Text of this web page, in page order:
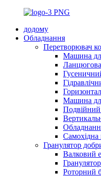
додому
Обладнання
Перетворювач
Машина
Машина
Гранулятор
Валковий
Роторний